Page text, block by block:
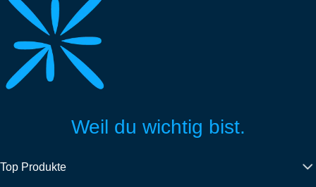
Weil du wichtig bist.
Top Produkte